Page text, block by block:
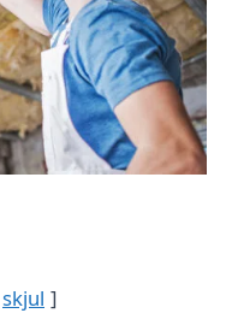
skjul